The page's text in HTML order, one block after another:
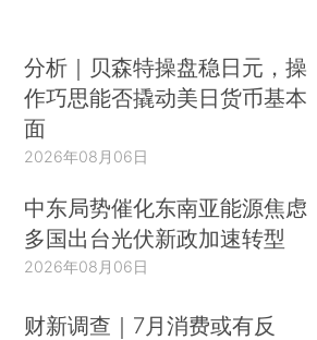
分析｜贝森特操盘稳日元，操
作巧思能否撬动美日货币基本
面
2026年08月06日
中东局势催化东南亚能源焦虑
多国出台光伏新政加速转型
2026年08月06日
财新调查｜7月消费或有反